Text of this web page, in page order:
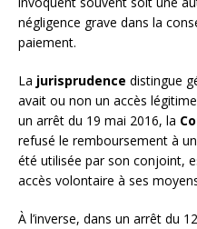
négligence grave dans la
paiement.
La jurisprudence distingue
avait ou non un accès
un arrêt du 19 mai 2016, la
refusé le remboursement à
été utilisée par son conjoint,
accès volontaire à ses
À l’inverse, dans un arrêt du